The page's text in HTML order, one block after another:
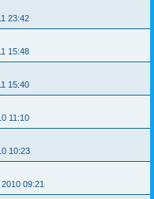
23:42
15:48
15:40
11:10
10:23
09:21